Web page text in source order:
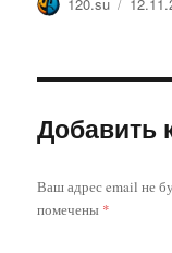
Добавить
Ваш адрес email не
помечены *